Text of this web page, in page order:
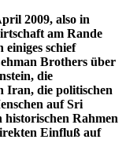
2009, also in
am Rande
einiges schief
Brothers über
die
Iran, die politischen
auf Sri
historischen Rahmen
Einfluß auf